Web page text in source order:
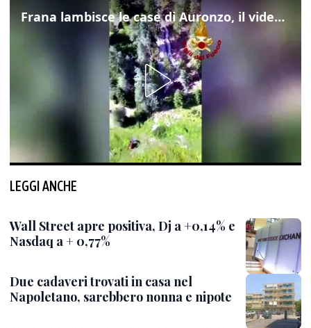
Frana lambisce le case di Auronzo, il video dall'elicottero dei vigili del fuoco
LEGGI ANCHE
Wall Street apre positiva, Dj a +0,14% e
Nasdaq a + 0,77%
Due cadaveri trovati in casa nel
Napoletano, sarebbero nonna e nipote